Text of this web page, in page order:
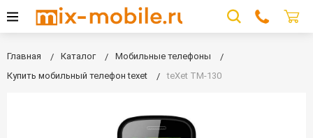
Главная Каталог
Мобильные телефоны
Купить мобильный телефон texet
teXet TM-130